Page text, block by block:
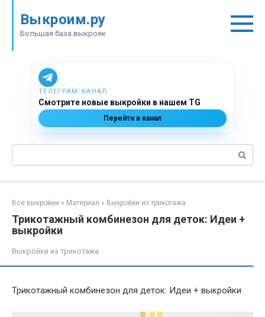
контенту
Выкроим.ру
Большая база выкроек
ТЕЛЕГРАМ‑КАНАЛ
Смотрите новые выкройки в нашем TG
Перейти в канал
Поиск:
Все выкройки » Материал » Выкройки из трикотажа
Трикотажный комбинезон для деток: Идеи +
выкройки
Выкройки из трикотажа
Трикотажный комбинезон для деток: Идеи + выкройки